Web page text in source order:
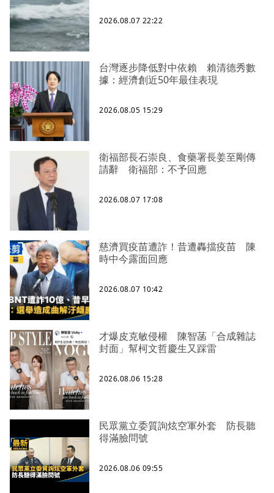
2026.08.07 22:22
台灣逐步降低對中依賴 賴清德秀數
據：經濟創近50年最佳表現
2026.08.05 15:29
衛福部長石崇良、食藥署長姜至剛傳
請辭 衛福部：不予回應
2026.08.07 17:08
慈濟買疫苗遭詐！昔遭轟擋疫苗 陳
時中今露面回應
2026.08.07 10:42
才爆皮克敏侵權 陳智菡「合成雜誌
封面」幫柯文哲慶生又踩雷
2026.08.06 15:28
民眾黨立委質詢炫空軍外套 防長聽
得滿臉問號
2026.08.06 09:55